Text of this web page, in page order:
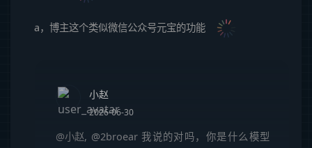
a，博主这个类似微信公众号元宝的功能
小赵
2026-06-30
@小赵, @2broear 我说的对吗，你是什么模型